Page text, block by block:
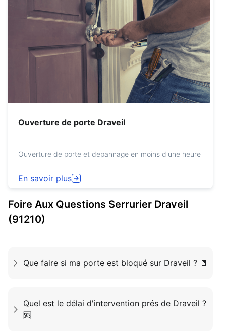
Ouverture de porte Draveil
Ouverture de porte et depannage en moins d'une heure
En savoir plus
Foire Aux Questions Serrurier Draveil
(91210)
Que faire si ma porte est bloqué sur Draveil ? 🚪
Quel est le délai d'intervention prés de Draveil ?
🆘